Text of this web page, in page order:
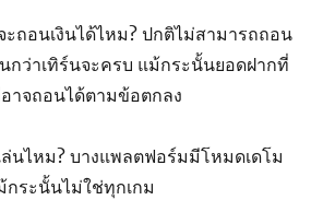
ะถอนเงินได้ไหม? ปกติไม่สามารถถอน
กว่าเทิร์นจะครบ แม้กระนั้นยอดฝากที่
อาจถอนได้ตามข้อตกลง
นไหม? บางแพลตฟอร์มมีโหมดเดโม
ระนั้นไม่ใช่ทุกเกม